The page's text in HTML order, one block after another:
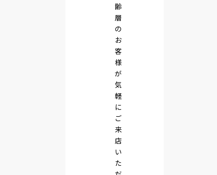
齢
層
の
お
客
様
が
気
軽
に
ご
来
店
い
た